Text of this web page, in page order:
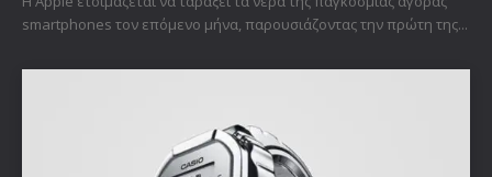
smartphones τον επόμενο μήνα, παρουσιάζοντας την πρώτη της...